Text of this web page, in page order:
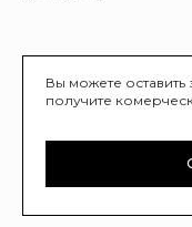
Вы можете оставить
получите